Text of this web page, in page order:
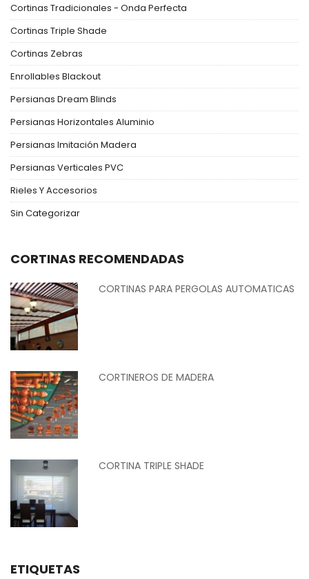
Cortinas Tradicionales - Onda Perfecta
Cortinas Triple Shade
Cortinas Zebras
Enrollables Blackout
Persianas Dream Blinds
Persianas Horizontales Aluminio
Persianas Imitación Madera
Persianas Verticales PVC
Rieles Y Accesorios
Sin Categorizar
CORTINAS RECOMENDADAS
CORTINAS PARA PERGOLAS AUTOMATICAS
CORTINEROS DE MADERA
CORTINA TRIPLE SHADE
ETIQUETAS